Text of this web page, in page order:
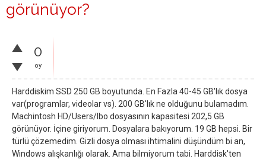
görünüyor?
0
oy
Harddiskim SSD 250 GB boyutunda. En Fazla 40-45 GB'lık dosya
var(programlar, videolar vs). 200 GB'lık ne olduğunu bulamadım.
Machintosh HD/Users/Ibo dosyasının kapasitesi 202,5 GB
görünüyor. İçine giriyorum. Dosyalara bakıyorum. 19 GB hepsi. Bir
türlü çözemedim. Gizli dosya olması ihtimalini düşündüm bi an,
Windows alışkanlığı olarak. Ama bilmiyorum tabi. Harddisk'ten